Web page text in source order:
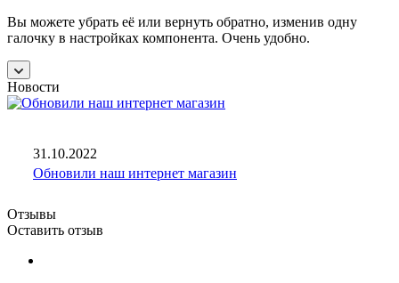
Вы можете убрать её или вернуть обратно, изменив одну
галочку в настройках компонента. Очень удобно.
Новости
31.10.2022
Обновили наш интернет магазин
Отзывы
Оставить отзыв